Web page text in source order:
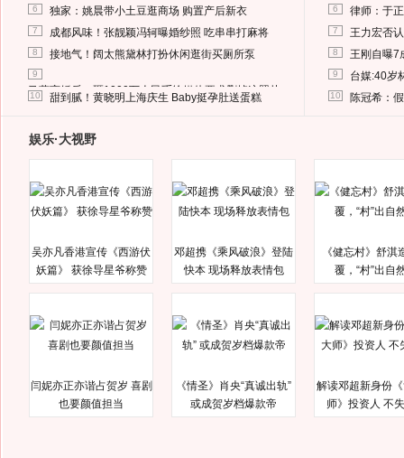
6 独家：姚晨带小土豆逛商场 购置产后新衣
7 成都风味！张靓颖冯轲曝婚纱照 吃串串打麻将
8 接地气！阔太熊黛林打扮休闲逛街买厕所泵
9
马蓉离婚后，砸1000万人民币给媒体要求删掉这照片
10 甜到腻！黄晓明上海庆生 Baby挺孕肚送蛋糕
6 律师：于
7 王力宏否
8 王刚自曝7
9 台媒:40岁
10 陈冠希：
娱乐·大视野
吴亦凡香港宣传《西游伏
妖篇》 获徐导星爷称赞
邓超携《乘风破浪》登陆
快本 现场释放表情包
《健忘村》舒淇
覆，“村”出自
闫妮亦正亦谐占贺岁 喜剧
也要颜值担当
《情圣》肖央“真诚出轨”
或成贺岁档爆款帝
解读邓超新身份
师》投资人 不